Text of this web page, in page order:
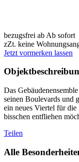
bezugsfrei ab Ab sofort
zZt. keine
Jetzt vormerken lassen
Das
seinen Boulevards und
ein neues Viertel für
bisschen entfliehen
Teilen
Alle